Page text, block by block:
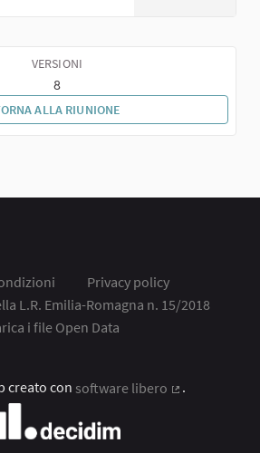
VERSIONI
8
ALLA RIUNIONE
Privacy policy
L.R. Emilia-Romagna n. 15/2018
i file Open Data
creato con software libero
.